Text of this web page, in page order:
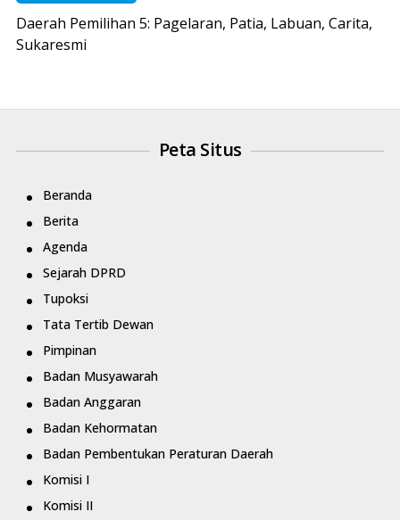
Daerah Pemilihan 5: Pagelaran, Patia, Labuan, Carita,
Sukaresmi
Peta Situs
Beranda
Berita
Agenda
Sejarah DPRD
Tupoksi
Tata Tertib Dewan
Pimpinan
Badan Musyawarah
Badan Anggaran
Badan Kehormatan
Badan Pembentukan Peraturan Daerah
Komisi I
Komisi II